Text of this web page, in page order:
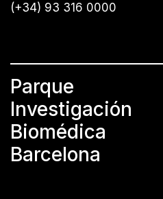
(+34) 93 316 0000
Parque
Investigación
Biomédica
Barcelona